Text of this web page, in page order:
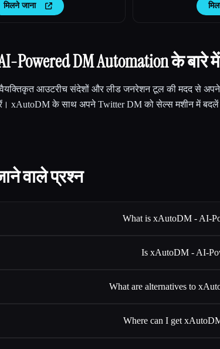
मिलने जाना
Powered DM Automation के बारे में
आउटरीच संदेशों और लीड जनरेशन टूल की मदद से
xAutoDM के साथ अपने Twitter DM को सेल्स मशीन में
वाले प्रश्न
What is xAutoDM - AI-
Is xAutoDM - AI-
What are alternatives to
Where can I get